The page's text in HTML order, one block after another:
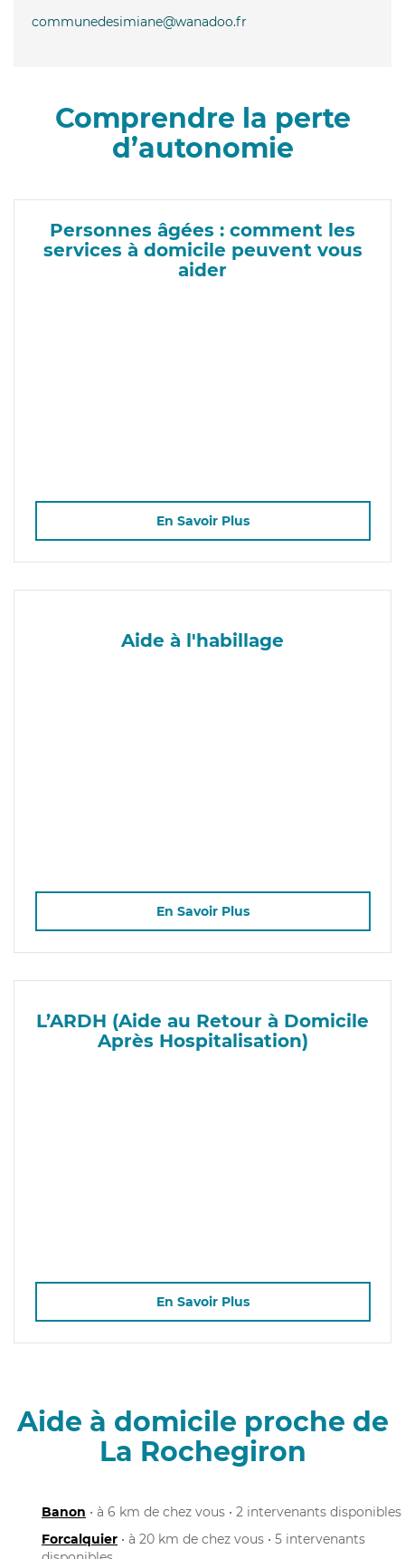
communedesimiane@wanadoo.fr
Comprendre la perte
d’autonomie
Personnes âgées : comment les
services à domicile peuvent vous
aider
En Savoir Plus
Aide à l'habillage
En Savoir Plus
L’ARDH (Aide au Retour à Domicile
Après Hospitalisation)
En Savoir Plus
Aide à domicile proche de
La Rochegiron
Banon • à 6 km de chez vous • 2 intervenants disponibles
Forcalquier • à 20 km de chez vous • 5 intervenants